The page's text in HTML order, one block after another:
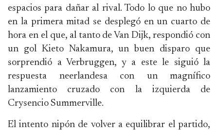
espacios para dañar al rival. Todo lo que no hubo
en la primera mitad se desplegó en un cuarto de
hora en el que, al tanto de Van Dijk, respondió con
un gol Kieto Nakamura, un buen disparo que
sorprendió a Verbruggen, y a este le siguió la
respuesta neerlandesa con un magnífico
lanzamiento cruzado con la izquierda de
Crysencio Summerville.
El intento nipón de volver a equilibrar el partido,